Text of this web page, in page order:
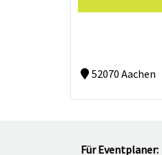
52070 Aachen
Für Eventplaner: